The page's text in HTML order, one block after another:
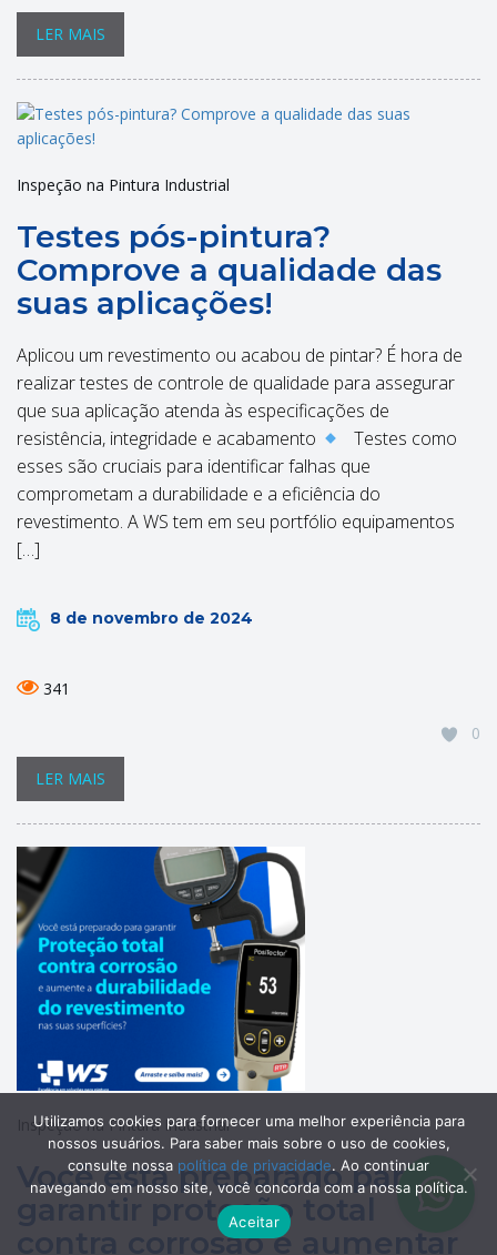
LER MAIS
Inspeção na Pintura Industrial
Testes pós-pintura?
Comprove a qualidade das
suas aplicações!
Aplicou um revestimento ou acabou de pintar? É hora de
realizar testes de controle de qualidade para assegurar
que sua aplicação atenda às especificações de
resistência, integridade e acabamento
Testes como
esses são cruciais para identificar falhas que
comprometam a durabilidade e a eficiência do
revestimento. A WS tem em seu portfólio equipamentos
[…]
8 de novembro de 2024
341
0
LER MAIS
Inspeção na Pintura Industrial
Você está preparado para
garantir proteção total
contra corrosão e aumentar
Utilizamos cookies para fornecer uma melhor experiência para
nossos usuários. Para saber mais sobre o uso de cookies,
consulte nossa política de privacidade. Ao continuar
navegando em nosso site, você concorda com a nossa política.
Aceitar